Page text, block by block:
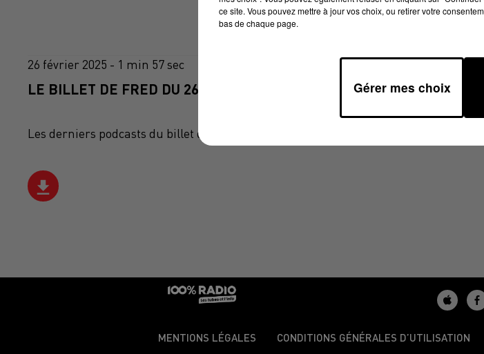
26 février 2025 - 1 min 57 sec
LE BILLET DE FRED DU 26/02/2025
Les derniers podcasts du billet de Fred sur 100%
MENTIONS LÉGALES CONDITIONS GÉNÉRALES D’UTILISATION
ce site. Vous pouvez mettre à jour vos choix, ou retirer votre
bas de chaque page.
Gérer mes choix